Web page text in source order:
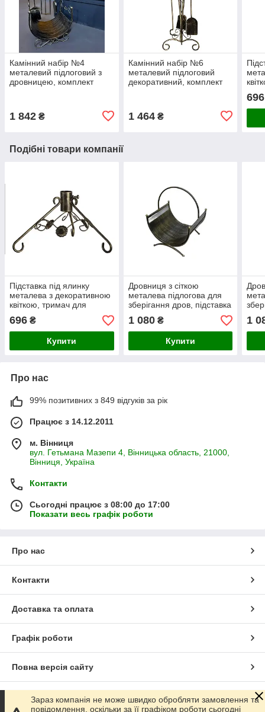
Камінний набір №4
металевий підлоговий з
дровницею, комплект
1 842 ₴
Камінний набір №6
металевий підлоговий
декоративний, комплект
1 464₴
696
Подібні товари компанії
Підставка під ялинку
металева з декоративною
квіткою, тримач для
новорічної ялинки
696 ₴
Купити
Дровниця з сіткою
металева підлогова для
зберігання дров, підставка
для дров камінна
1 080₴
Купити
1
Про нас
99% позитивних з 849 відгуків за рік
Працює з 14.12.2011
м. Вінниця
вул. Гетьмана Мазепи 4, Вінницька область, 21000,
Вінниця, Україна
Контакти
Сьогодні працює з 08:00 до 17:00
Показати весь графік роботи
Про нас
Контакти
Доставка та оплата
Графік роботи
Повна версія сайту
Сайт створено на маркетплейсіProm.ua
Зараз компанія не може швидко обробляти замовлення та
повідомлення, оскільки за її графіком роботи сьогодні